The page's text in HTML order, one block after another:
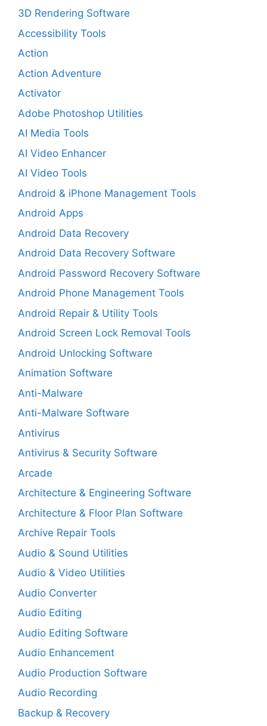
3D Rendering Software
Accessibility Tools
Action
Action Adventure
Activator
Adobe Photoshop Utilities
AI Media Tools
AI Video Enhancer
AI Video Tools
Android & iPhone Management Tools
Android Apps
Android Data Recovery
Android Data Recovery Software
Android Password Recovery Software
Android Phone Management Tools
Android Repair & Utility Tools
Android Screen Lock Removal Tools
Android Unlocking Software
Animation Software
Anti-Malware
Anti-Malware Software
Antivirus
Antivirus & Security Software
Arcade
Architecture & Engineering Software
Architecture & Floor Plan Software
Archive Repair Tools
Audio & Sound Utilities
Audio & Video Utilities
Audio Converter
Audio Editing
Audio Editing Software
Audio Enhancement
Audio Production Software
Audio Recording
Backup & Recovery